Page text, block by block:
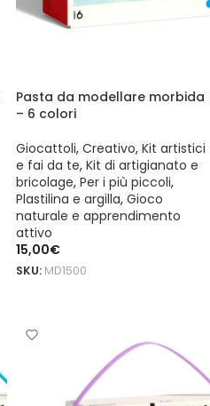
Pasta da modellare morbida
– 6 colori
Giocattoli, Creativo, Kit artistici
e fai da te, Kit di artigianato e
bricolage, Per i più piccoli,
Plastilina e argilla, Gioco
naturale e apprendimento
attivo
15,00€
SKU: MD1500